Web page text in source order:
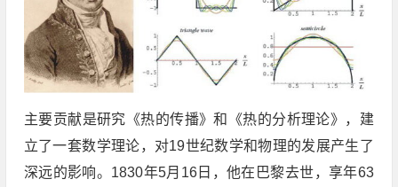
主要贡献是研究《热的传播》和《热的分析理论》，建
立了一套数学理论，对19世纪数学和物理的发展产生了
深远的影响。1830年5月16日，他在巴黎去世，享年63